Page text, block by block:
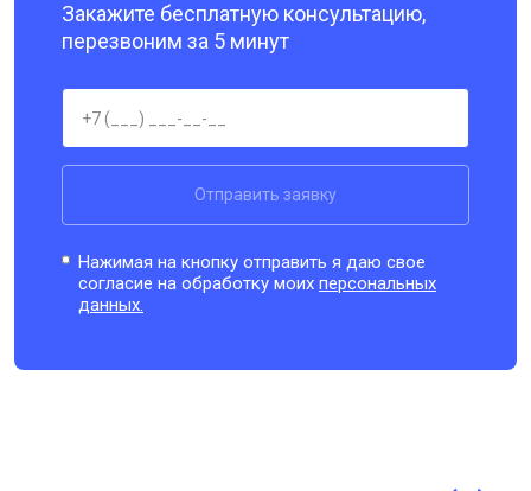
Закажите бесплатную консультацию,
перезвоним за 5 минут
Отправить заявку
Нажимая на кнопку отправить я даю свое
согласие на обработку моихперсональных
данных.